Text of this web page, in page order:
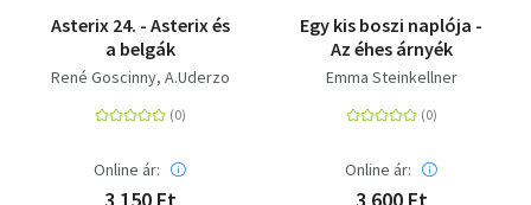
Asterix 24. - Asterix és
a belgák
René Goscinny A.Uderzo
Online ár:
Egy kis boszi naplója -
Az éhes árnyék
Emma Steinkellner
Online ár: